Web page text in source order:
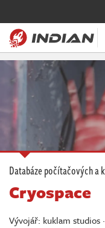
Magazín
Recenze
Videa
Soutěže
Databáze
Komunita
Databáze počítačových a
Cryospace
Vývojář: kuklam studios